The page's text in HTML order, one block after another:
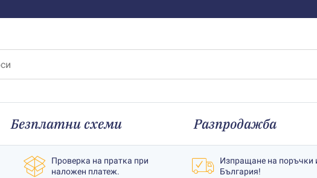
Безплатни схеми Разпродажба
Проверка на пратка при
наложен платеж.
Изпращане на поръчки
България!